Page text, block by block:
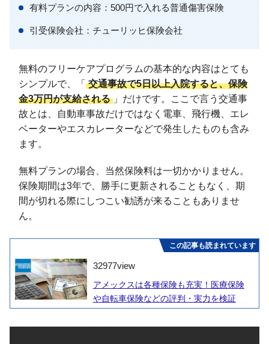
有料プランの内容：500円で入れる普通傷害保険
引受保険会社：チューリッヒ保険会社
無料のフリーケアプログラムの基本的な内容はとても
シンプルで、「 交通事故で5日以上入院すると、保険
金3万円が支給される 」だけです。ここで言う交通事
故とは、自動車事故だけではなく電車、飛行機、エレ
ベーターやエスカレーターなどで発生したものも含み
ます。
無料プランの場合、当然保険料は一切かかりません。
保険期間は3年で、勝手に更新されることもなく、期
間が切れる際にしつこい勧誘が来ることもありませ
ん。
この記事も読まれています
32977view
アメックスは各種保険も充実！医療保険
や自転車保険などの評判・実力を検証